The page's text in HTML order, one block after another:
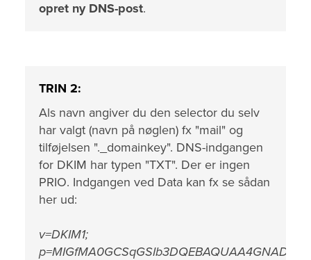
opret ny DNS-post.
TRIN 2:
Als navn angiver du den selector du selv
har valgt (navn på nøglen) fx "mail" og
tilføjelsen "._domainkey". DNS-indgangen
for DKIM har typen "TXT". Der er ingen
PRIO. Indgangen ved Data kan fx se sådan
her ud:
v=DKIM1;